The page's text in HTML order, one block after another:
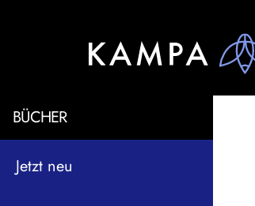
BÜCHER
Jetzt neu